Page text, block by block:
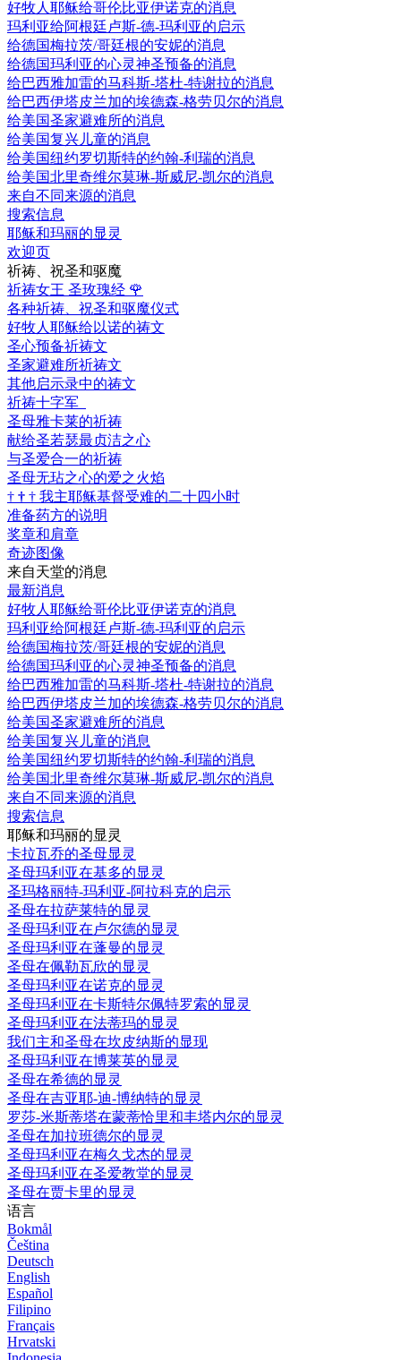
好牧人耶稣给哥伦比亚伊诺克的消息
玛利亚给阿根廷卢斯-德-玛利亚的启示
给德国梅拉茨/哥廷根的安妮的消息
给德国玛利亚的心灵神圣预备的消息
给巴西雅加雷的马科斯-塔杜-特谢拉的消息
给巴西伊塔皮兰加的埃德森-格劳贝尔的消息
给美国圣家避难所的消息
给美国复兴儿童的消息
给美国纽约罗切斯特的约翰-利瑞的消息
给美国北里奇维尔莫琳-斯威尼-凯尔的消息
来自不同来源的消息
搜索信息
耶稣和玛丽的显灵
欢迎页
祈祷、祝圣和驱魔
祈祷女王 圣玫瑰经 🌹
各种祈祷、祝圣和驱魔仪式
好牧人耶稣给以诺的祷文
圣心预备祈祷文
圣家避难所祈祷文
其他启示录中的祷文
祈祷十字军
圣母雅卡莱的祈祷
献给圣若瑟最贞洁之心
与圣爱合一的祈祷
圣母无玷之心的爱之火焰
† † † 我主耶稣基督受难的二十四小时
准备药方的说明
奖章和肩章
奇迹图像
来自天堂的消息
最新消息
好牧人耶稣给哥伦比亚伊诺克的消息
玛利亚给阿根廷卢斯-德-玛利亚的启示
给德国梅拉茨/哥廷根的安妮的消息
给德国玛利亚的心灵神圣预备的消息
给巴西雅加雷的马科斯-塔杜-特谢拉的消息
给巴西伊塔皮兰加的埃德森-格劳贝尔的消息
给美国圣家避难所的消息
给美国复兴儿童的消息
给美国纽约罗切斯特的约翰-利瑞的消息
给美国北里奇维尔莫琳-斯威尼-凯尔的消息
来自不同来源的消息
搜索信息
耶稣和玛丽的显灵
卡拉瓦乔的圣母显灵
圣母玛利亚在基多的显灵
圣玛格丽特-玛利亚-阿拉科克的启示
圣母在拉萨莱特的显灵
圣母玛利亚在卢尔德的显灵
圣母玛利亚在蓬曼的显灵
圣母在佩勒瓦欣的显灵
圣母玛利亚在诺克的显灵
圣母玛利亚在卡斯特尔佩特罗索的显灵
圣母玛利亚在法蒂玛的显灵
我们主和圣母在坎皮纳斯的显现
圣母玛利亚在博莱英的显灵
圣母在希德的显灵
圣母在吉亚耶-迪-博纳特的显灵
罗莎-米斯蒂塔在蒙蒂恰里和丰塔内尔的显灵
圣母在加拉班德尔的显灵
圣母玛利亚在梅久戈杰的显灵
圣母玛利亚在圣爱教堂的显灵
圣母在贾卡里的显灵
语言
Bokmål
Čeština
Deutsch
English
Español
Filipino
Français
Hrvatski